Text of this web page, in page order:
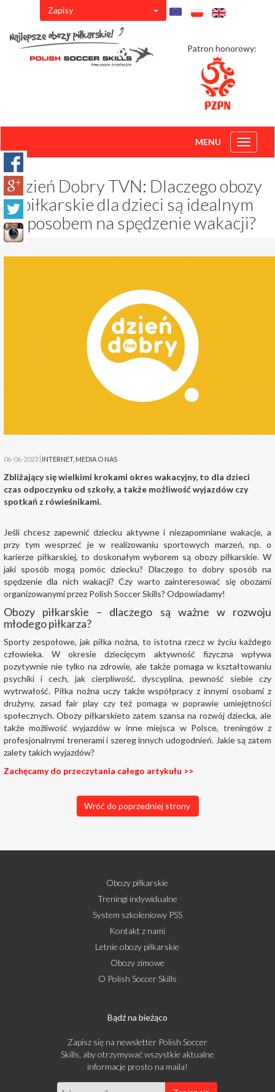
Zapisy
Patron honorowy:
Toggle
MENU
Dzień Dobry TVN: Dlaczego obozy
piłkarskie dla dzieci są idealnym
sposobem na spędzenie wakacji?
06-06-2023 INTERNET, MEDIA O NAS
Zbliżający się wielkimi krokami okres wakacyjny, to dla dzieci
czas odpoczynku od szkoły, a także możliwość wyjazdów czy
spotkań z rówieśnikami.
Jeśli chcesz zapewnić dziecku aktywne i niezapomniane wakacje, a
przy tym wesprzeć je w realizowaniu sportowych marzeń, np. o
karierze piłkarskiej, to doskonałym wyborem są obozy piłkarskie. W
jaki sposób mogą pomóc dziecku? Dlaczego to dobry sposób na
spędzenie dla nich wakacji? Czy warto zainteresować się obozami
organizowanymi przez Polish Soccer Skills? Odpowiadamy!
Obozy piłkarskie – dlaczego są ważne w rozwoju
młodego piłkarza?
Sporty zespołowe, jak piłka nożna, to istotna rzecz w życiu każdego
człowieka. W okresie dziecięcym aktywność fizyczna wpływa
pozytywnie nie tylko na zdrowie, ale także pomaga w kształtowaniu
psychiki i cech, jak cierpliwość, dyscyplina, pewność siebie czy
wytrwałość. Piłka nożna uczy także współpracy z innymi osobami z
drużyny, zasad fair play czy też pomaga w poprawie umiejętności
społecznych. Obozy piłkarskieto zatem szansa na rozwój dziecka, ale
także możliwość wyjazdów w inne miejsca w Polsce, treningów z
profesjonalnymi trenerami i szereg innych udogodnień. Jakie są zatem
zalety takich wyjazdów?
Zachęcamy do przeczytania całego artykułu >>
Wróć do poprzedniej strony
Obozy piłkarskie
Treningi indywidualne
System szkoleniowy PSS
Kontakt z nami
Letnie obozy piłkarskie
Obozy zimowe
O Polish Soccer Skills
Bądź na bieżąco
Zapisz się na newsletter Polish Soccer
Skills, aby otrzymywać wszystkie aktualne
informacje prosto na maila!